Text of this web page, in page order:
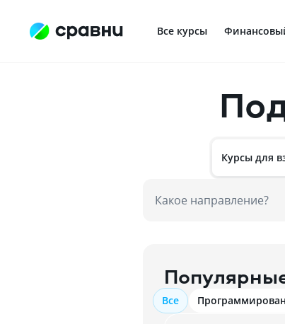
Все курсы
Профориентация в IT
Курсы для
Какое направление?
Все